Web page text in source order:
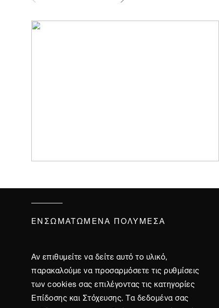
ΕΝΣΩΜΑΤΩΜΈΝΑ ΠΟΛΥΜΈΣΑ
Αν επιθυμείτε να δείτε αυτό το υλικό,
παρακαλούμε να προσαρμόσετε τις ρυθμίσεις
των cookies σας επιλέγοντας τις κατηγορίες
Επίδοσης και Στόχευσης. Τα δεδομένα σας